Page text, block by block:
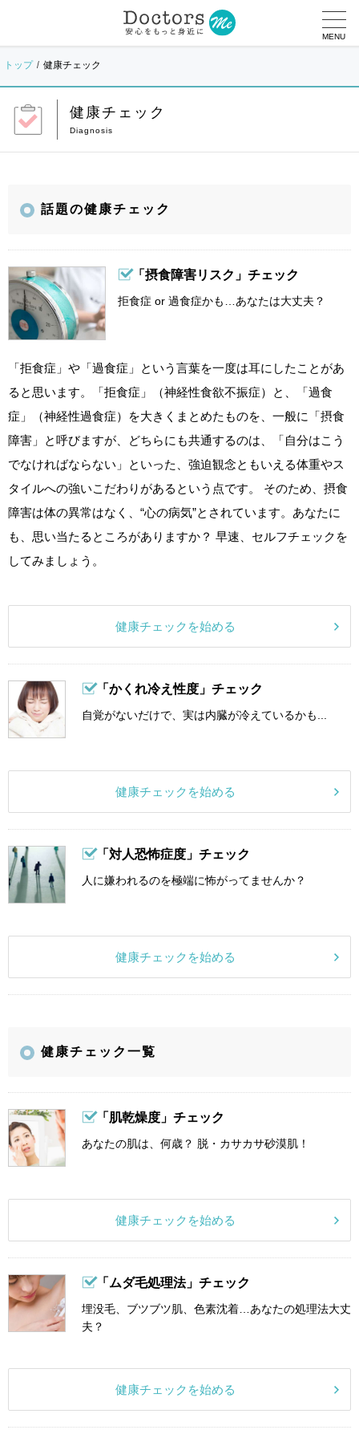
MENU
トップ 健康チェック
健康チェック
話題の健康チェック
「摂食障害リスク」チェック
拒食症 or 過食症かも…あなたは大丈夫？
「拒食症」や「過食症」という言葉を一度は耳にしたことがあ
ると思います。「拒食症」（神経性食欲不振症）と、「過食
症」（神経性過食症）を大きくまとめたものを、一般に「摂食
障害」と呼びますが、どちらにも共通するのは、「自分はこう
でなければならない」といった、強迫観念ともいえる体重やス
タイルへの強いこだわりがあるという点です。 そのため、摂食
障害は体の異常はなく、“心の病気”とされています。あなたに
も、思い当たるところがありますか？ 早速、セルフチェックを
してみましょう。
健康チェックを始める
「かくれ冷え性度」チェック
自覚がないだけで、実は内臓が冷えているかも...
健康チェックを始める
「対人恐怖症度」チェック
人に嫌われるのを極端に怖がってませんか？
健康チェックを始める
健康チェック一覧
「肌乾燥度」チェック
あなたの肌は、何歳？ 脱・カサカサ砂漠肌！
健康チェックを始める
「ムダ毛処理法」チェック
埋没毛、ブツブツ肌、色素沈着…あなたの処理法大丈
夫？
健康チェックを始める